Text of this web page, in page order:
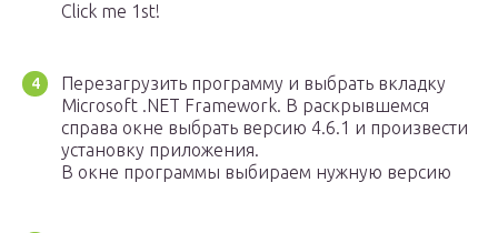
Click me 1st!
Перезагрузить программу и выбрать вкладку
Microsoft .NET Framework. В раскрывшемся
справа окне выбрать версию 4.6.1 и произвести
установку приложения.
В окне программы выбираем нужную версию